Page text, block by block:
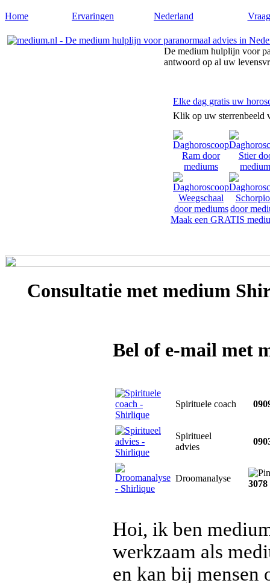
Home Ervaringen Nederland
De medium hulplijn voor
antwoord op al uw
Elke dag gratis uw
Klik op uw sterrenbeeld
Maak een GRATIS
Consultatie met medium
Bel of e-mail met
Spirituele coach
Spiritueel
advies
Droomanalyse
3078
Hoi, ik ben
werkzaam als
en kan bij mensen